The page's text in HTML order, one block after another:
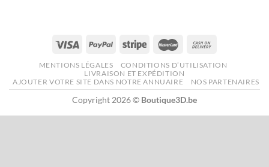
MENTIONS LÉGALES
CONDITIONS D’UTILISATION
LIVRAISON ET EXPÉDITION
AJOUTER VOTRE SITE DANS NOTRE ANNUAIRE
NOS PARTENAIRES
Copyright 2026 © Boutique3D.be